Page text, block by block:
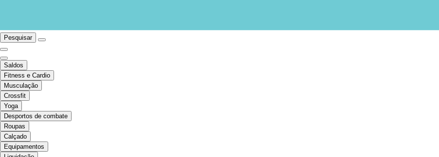
Pesquisar
Saldos
Fitness e Cardio
Musculação
Crossfit
Yoga
Desportos de combate
Roupas
Calçado
Equipamentos